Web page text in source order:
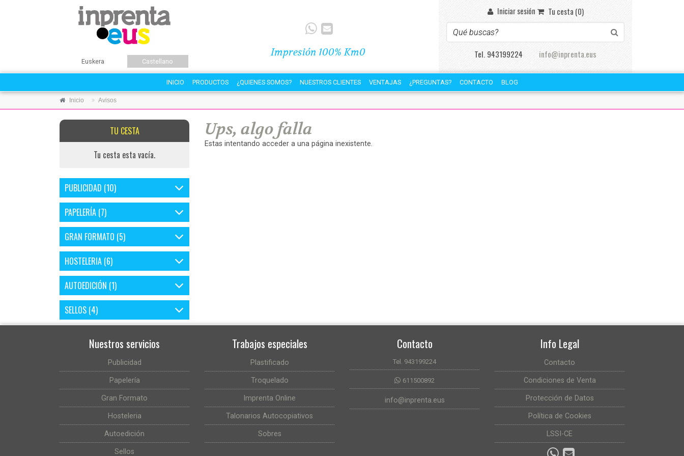
Euskera Castellano
Impresión 100% Km0
Iniciar sesión Tu cesta (0)
Tel. 943199224 info@inprenta.eus
INICIO PRODUCTOS ¿QUIENES SOMOS? NUESTROS CLIENTES VENTAJAS ¿PREGUNTAS? CONTACTO BLOG
Inicio Avisos
TU CESTA
Tu cesta esta vacía.
PUBLICIDAD (10)
PAPELERÍA (7)
GRAN FORMATO (5)
HOSTELERIA (6)
AUTOEDICIÓN (1)
SELLOS (4)
Ups, algo falla
Estas intentando acceder a una página inexistente.
Nuestros servicios
Publicidad
Papelería
Gran Formato
Hosteleria
Autoedición
Sellos
Trabajos especiales
Plastificado
Troquelado
Imprenta Online
Talonarios Autocopiativos
Sobres
Contacto
Tel. 943199224
611500892
info@inprenta.eus
Info Legal
Contacto
Condiciones de Venta
Protección de Datos
Política de Cookies
LSSI-CE